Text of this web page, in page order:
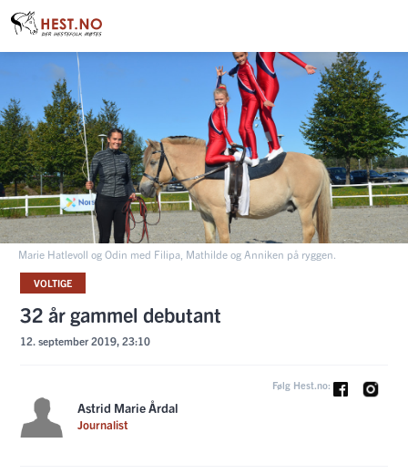
Marie Hatlevoll og Odin med Filipa, Mathilde og Anniken på ryggen.
VOLTIGE
32 år gammel debutant
12. september 2019, 23:10
Astrid Marie Årdal
Journalist
Følg Hest.no: